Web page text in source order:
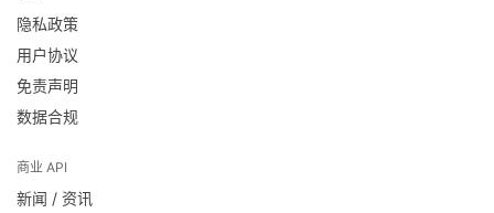
隐私政策
用户协议
免责声明
数据合规
商业 API
新闻 / 资讯